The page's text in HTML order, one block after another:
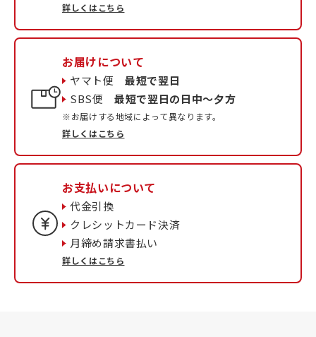
詳しくはこちら
お届けについて
ヤマト便最短で翌日
SBS便最短で翌日の日中〜夕方
※お届けする地域によって異なります。
詳しくはこちら
お支払いについて
代金引換
クレシットカード決済
月締め請求書払い
詳しくはこちら